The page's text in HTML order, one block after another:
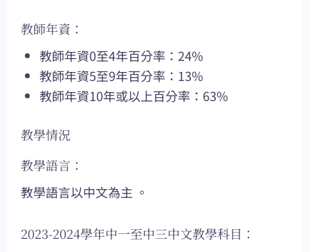
教師年資：
教師年資0至4年百分率：24%
教師年資5至9年百分率：13%
教師年資10年或以上百分率：63%
教學情況
教學語言：
教學語言以中文為主 。
2023-2024學年中一至中三中文教學科目：